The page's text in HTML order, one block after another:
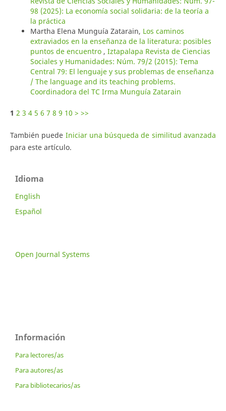
98 (2025): La economía social solidaria: de la teoría a
la práctica
Martha Elena Munguía Zatarain, Los caminos
extraviados en la enseñanza de la literatura: posibles
puntos de encuentro , Iztapalapa Revista de Ciencias
Sociales y Humanidades: Núm. 79/2 (2015): Tema
Central 79: El lenguaje y sus problemas de enseñanza
/ The language and its teaching problems.
Coordinadora del TC Irma Munguía Zatarain
1 2 3 4 5 6 7 8 9 10 > >>
También puede Iniciar una búsqueda de similitud avanzada
para este artículo.
Idioma
English
Español
Open Journal Systems
Información
Para lectores/as
Para autores/as
Para bibliotecarios/as